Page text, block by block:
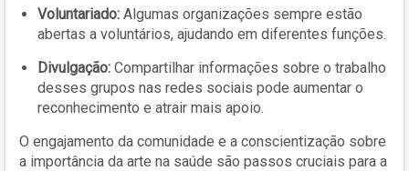
Voluntariado: Algumas organizações sempre estão
abertas a voluntários, ajudando em diferentes funções.
Divulgação: Compartilhar informações sobre o trabalho
desses grupos nas redes sociais pode aumentar o
reconhecimento e atrair mais apoio.
O engajamento da comunidade e a conscientização sobre
a importância da arte na saúde são passos cruciais para a